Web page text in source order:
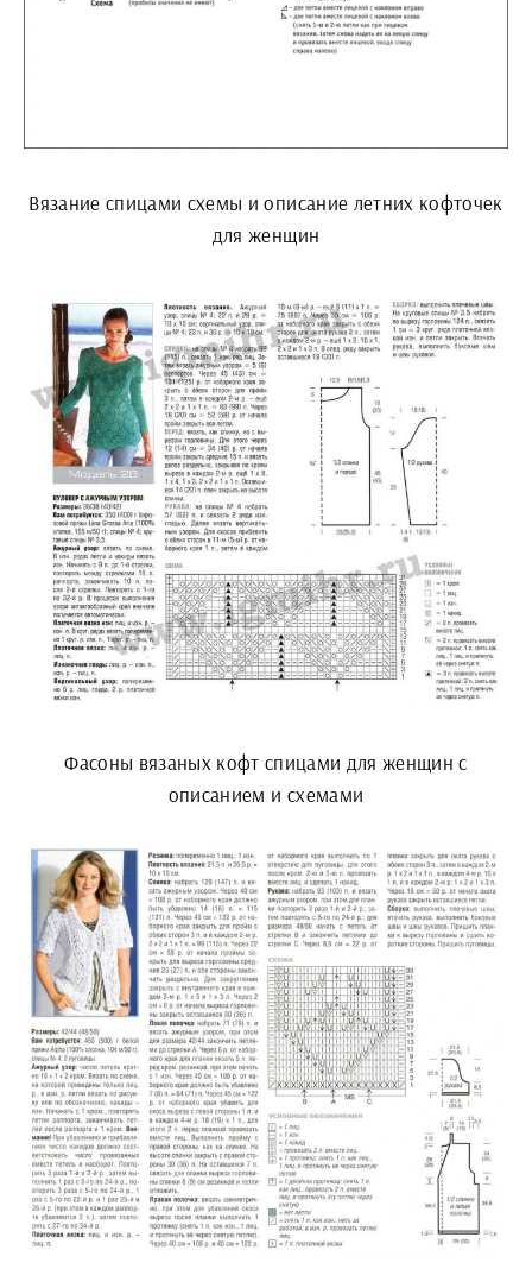
Вязание спицами схемы и описание летних кофточек
для женщин
Фасоны вязаных кофт спицами для женщин с
описанием и схемами